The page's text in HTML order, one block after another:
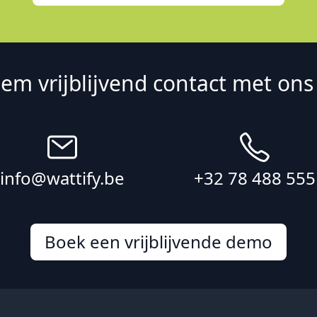
vrijblijvend contact met
info@wattify.be +32 78 488 555
Boek een vrijblijvende demo